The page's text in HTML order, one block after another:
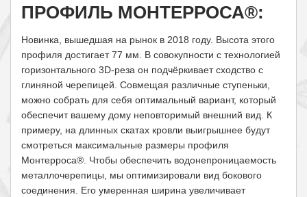
ПРОФИЛЬ МОНТЕРРОСА®:
Новинка, вышедшая на рынок в 2018 году. Высота этого
профиля достигает 77 мм. В совокупности с технологией
горизонтального 3D-реза он подчёркивает сходство с
глиняной черепицей. Совмещая различные ступеньки,
можно собрать для себя оптимальный вариант, который
обеспечит вашему дому неповторимый внешний вид. К
примеру, на длинных скатах кровли выигрышнее будут
смотреться максимальные размеры профиля
Монтерроса®. Чтобы обеспечить водонепроницаемость
металлочерепицы, мы оптимизировали вид бокового
соединения. Его умеренная ширина увеличивает